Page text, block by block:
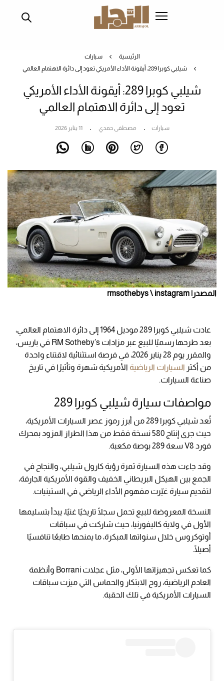
الرئيسية
سيارات
شيلبي كوبرا 289: أيقونة الأداء الأمريكي تعود إلى دائرة الاهتمام العالمي
شيلبي كوبرا 289: أيقونة الأداء الأمريكي
تعود إلى دائرة الاهتمام العالمي
سيارات مصطفى حمدي 11 يناير 2026
المصدر| rmsothebys \ instagram
عادت شيلبي كوبرا 289 موديل 1964 إلى دائرة الاهتمام العالمي،
بعد طرحها رسميًا للبيع عبر مزادات RM Sotheby’s في باريس،
والمقرر يوم 28 يناير 2026، في فرصة استثنائية لاقتناء واحدة
من أكثر السيارات الرياضية الأمريكية شهرة وتأثيرًا في تاريخ
صناعة السيارات.
مواصفات سيارة شيلبي كوبرا 289
تُعد شيلبي كوبرا 289 من أبرز رموز عصر السيارات الأمريكية،
حيث جرى إنتاج 580 نسخة فقط من هذا الطراز المزود بمحرك
فورد V8 سعة 289 بوصة مكعبة.
وقد جاءت هذه السيارة ثمرة رؤية كارول شيلبي، والنجاح في
الجمع بين الهيكل البريطاني الخفيف والقوة الأمريكية الجارفة،
لتقديم سيارة غيّرت مفهوم الأداء الرياضي في الستينيات.
النسخة المعروضة للبيع تحمل سجلًا تاريخيًا غنيًا، يبدأ بتسليمها
الأول في ولاية كاليفورنيا، حيث شاركت في سباقات
أوتوكروس خلال سنواتها المبكرة، ما يمنحها طابعًا تنافسيًا
أصيلًا.
كما تعكس تجهيزاتها الأولى، مثل عجلات Borrani وأنظمة
العادم الرياضية، روح الابتكار والحماس التي ميزت سباقات
السيارات الأمريكية في تلك الحقبة.